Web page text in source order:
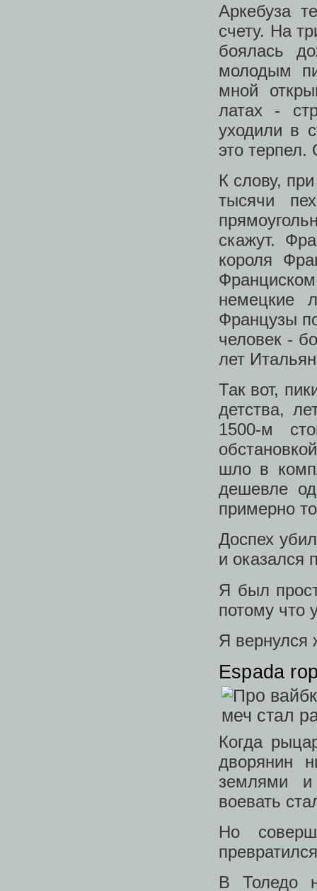
Аркебуза
счету. На
боялась
молодым
мной
латах -
уходили в
это терпел.
К слову,
тысячи
скажут.
короля
немецкие
Французы
человек -
лет
Так вот,
детства,
1500-м
шло в
дешевле
примерно
Доспех
и оказался
Я был
потому что
Я вернулся
Espada
Когда
дворянин
землями и
воевать
Но
В Толедо